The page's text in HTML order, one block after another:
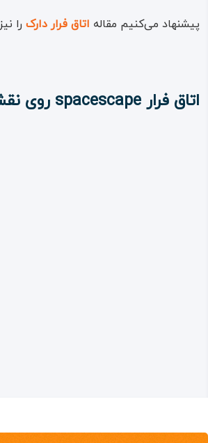
پیشنهاد می‌کنیم مقاله اتاق فرار دارک را
اتاق فرار spacescape روی نقشه